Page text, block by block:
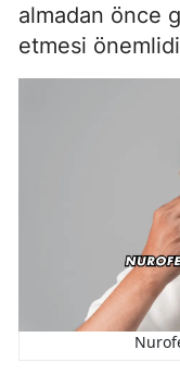
almadan önce
etmesi